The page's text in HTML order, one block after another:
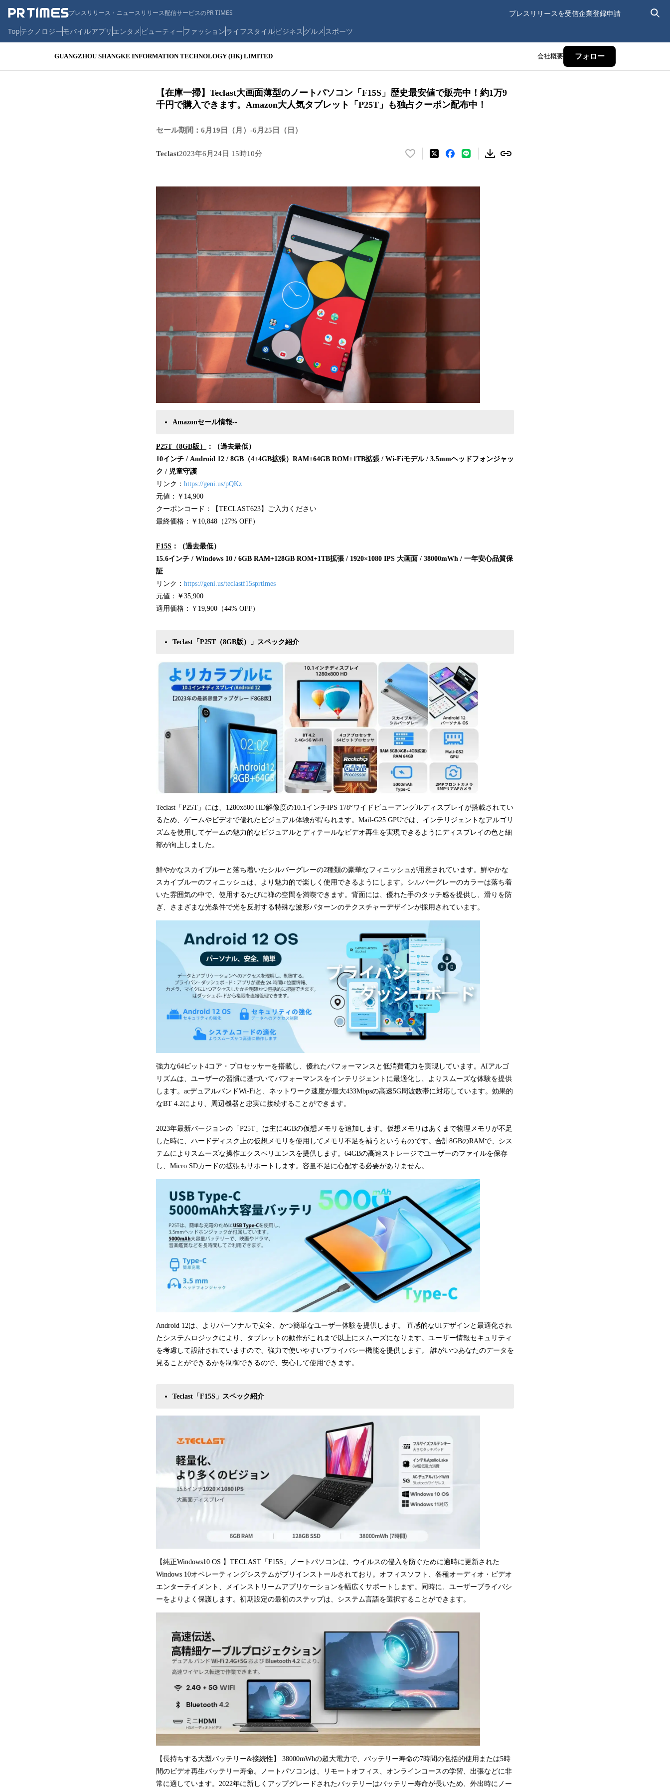
プレスリリース・ニュースリリース配信サービスのPR TIMES プレスリリースを受信企業登録申請
Topテクノロジーモバイルアプリ エンタメ ビューティーファッションライフスタイルビジネス グルメ スポーツ
GUANGZHOU SHANGKE INFORMATION TECHNOLOGY (HK) LIMITED 会社概要 フォロー
【在庫一掃】Teclast大画面薄型のノートパソコン「F15S」歴史最安値で販売中！約1万9
千円で購入できます。Amazon大人気タブレット「P25T」も独占クーポン配布中！
セール期間：6月19日（月）-6月25日（日）
Teclast2023年6月24日 15時10分
い
！
を
み
Amazonセール情報--
P25T（8GB版）
：（過去最低）
10インチ / Android 12 / 8GB（4+4GB拡張）RAM+64GB ROM+1TB拡張 / Wi-Fiモデル / 3.5mmヘッドフォンジャッ
ク / 児童守護
リンク： https://geni.us/pQKz
元値：￥14,900
クーポンコード：【TECLAST623】ご入力ください
最終価格：￥10,848（27% OFF）
F15S ：（過去最低）
15.6インチ / Windows 10 / 6GB RAM+128GB ROM+1TB拡張 / 1920×1080 IPS 大画面 / 38000mWh / 一年安心品質保
証
リンク： https://geni.us/teclastf15sprtimes
元値：￥35,900
適用価格：￥19,900（44% OFF）
Teclast「P25T（8GB版）」スペック紹介
Teclast「P25T」には、1280x800 HD解像度の10.1インチIPS 178°ワイドビューアングルディスプレイが搭載されてい
るため、ゲームやビデオで優れたビジュアル体験が得られます。Mail-G25 GPUでは、インテリジェントなアルゴリ
ズムを使用してゲームの魅力的なビジュアルとディテールなビデオ再生を実現できるようにディスプレイの色と細
部が向上しました。
鮮やかなスカイブルーと落ち着いたシルバーグレーの2種類の豪華なフィニッシュが用意されています。鮮やかな
スカイブルーのフィニッシュは、より魅力的で楽しく使用できるようにします。シルバーグレーのカラーは落ち着
いた雰囲気の中で、使用するたびに禅の空間を満喫できます。背面には、優れた手のタッチ感を提供し、滑りを防
ぎ、さまざまな光条件で光を反射する特殊な波形パターンのテクスチャーデザインが採用されています。
強力な64ビット4コア・プロセッサーを搭載し、優れたパフォーマンスと低消費電力を実現しています。AIアルゴ
リズムは、ユーザーの習慣に基づいてパフォーマンスをインテリジェントに最適化し、よりスムーズな体験を提供
します。acデュアルバンドWi-Fiと、ネットワーク速度が最大433Mbpsの高速5G周波数帯に対応しています。効果的
なBT 4.2により、周辺機器と忠実に接続することができます。
2023年最新バージョンの「P25T」は主に4GBの仮想メモリを追加します。仮想メモリはあくまで物理メモリが不足
した時に、ハードディスク上の仮想メモリを使用してメモリ不足を補うというものです。合計8GBのRAMで、シス
テムによりスムーズな操作エクスペリエンスを提供します。64GBの高速ストレージでユーザーのファイルを保存
し、Micro SDカードの拡張もサポートします。容量不足に心配する必要がありません。
Android 12は、よりパーソナルで安全、かつ簡単なユーザー体験を提供します。 直感的なUIデザインと最適化され
たシステムロジックにより、タブレットの動作がこれまで以上にスムーズになります。ユーザー情報セキュリティ
を考慮して設計されていますので、強力で使いやすいプライバシー機能を提供します。 誰がいつあなたのデータを
見ることができるかを制御できるので、安心して使用できます。
Teclast「F15S」スペック紹介
【純正Windows10 OS 】TECLAST「F15S」ノートパソコンは、ウイルスの侵入を防ぐために適時に更新された
Windows 10オペレーティングシステムがプリインストールされており。オフィスソフト、各種オーディオ・ビデオ
エンターテイメント、メインストリームアプリケーションを幅広くサポートします。同時に、ユーザープライバシ
ーをよりよく保護します。初期設定の最初のステップは、システム言語を選択することができます。
【長持ちする大型バッテリー&接続性】 38000mWhの超大電力で、バッテリー寿命の7時間の包括的使用または5時
間のビデオ再生バッテリー寿命。ノートパソコンは、リモートオフィス、オンラインコースの学習、出張などに非
常に適しています。2022年に新しくアップグレードされたバッテリーはバッテリー寿命が長いため、外出時にノー